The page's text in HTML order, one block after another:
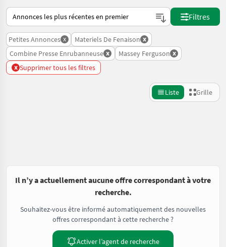
Voici comment les annonces sont triées sur Landwirt.com
Filtres
Petites Annonces x Materiels De Fenaison x
Combine Presse Enrubanneuse x Massey Ferguson x
x Supprimer tous les filtres
Liste Grille
Il n’y a actuellement aucune offre correspondant à votre
recherche.
Souhaitez-vous être informé automatiquement des nouvelles
offres correspondant à cette recherche ?
Activer l’agent de recherche